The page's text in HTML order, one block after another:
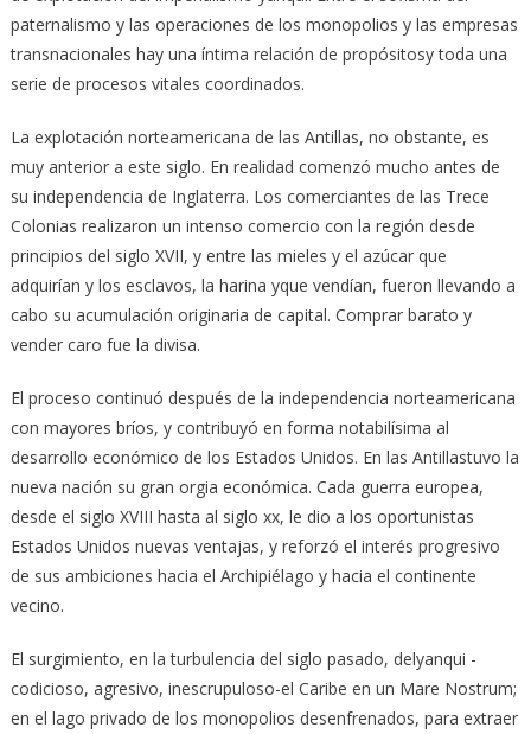
paternalismo y las operaciones de los monopolios y las empresas
transnacionales hay una íntima relación de propósitosy toda una
serie de procesos vitales coordinados.
La explotación norteamericana de las Antillas, no obstante, es
muy anterior a este siglo. En realidad comenzó mucho antes de
su independencia de Inglaterra. Los comerciantes de las Trece
Colonias realizaron un intenso comercio con la región desde
principios del siglo XVII, y entre las mieles y el azúcar que
adquirían y los esclavos, la harina yque vendían, fueron llevando a
cabo su acumulación originaria de capital. Comprar barato y
vender caro fue la divisa.
El proceso continuó después de la independencia norteamericana
con mayores bríos, y contribuyó en forma notabilísima al
desarrollo económico de los Estados Unidos. En las Antillastuvo la
nueva nación su gran orgia económica. Cada guerra europea,
desde el siglo XVIII hasta al siglo xx, le dio a los oportunistas
Estados Unidos nuevas ventajas, y reforzó el interés progresivo
de sus ambiciones hacia el Archipiélago y hacia el continente
vecino.
El surgimiento, en la turbulencia del siglo pasado, delyanqui -
codicioso, agresivo, inescrupuloso-el Caribe en un Mare Nostrum;
en el lago privado de los monopolios desenfrenados, para extraer